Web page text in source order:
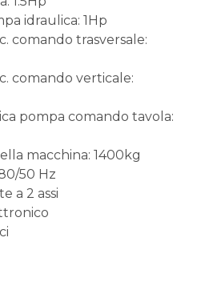
idraulica: 1Hp
comando trasversale:
comando verticale:
pompa comando tavola:
macchina: 1400kg
50 Hz
a 2 assi